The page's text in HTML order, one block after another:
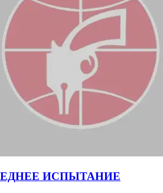
ИСПЫТАНИЕ